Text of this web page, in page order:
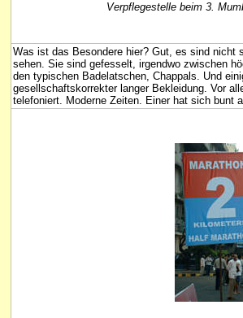
Verpflegestelle beim 3.
Was ist das Besondere hier? Gut, es sind nicht
sehen. Sie sind gefesselt, irgendwo zwischen
den typischen Badelatschen, Chappals. Und
gesellschaftskorrekter langer Bekleidung. Vor
telefoniert. Moderne Zeiten. Einer hat sich bunt